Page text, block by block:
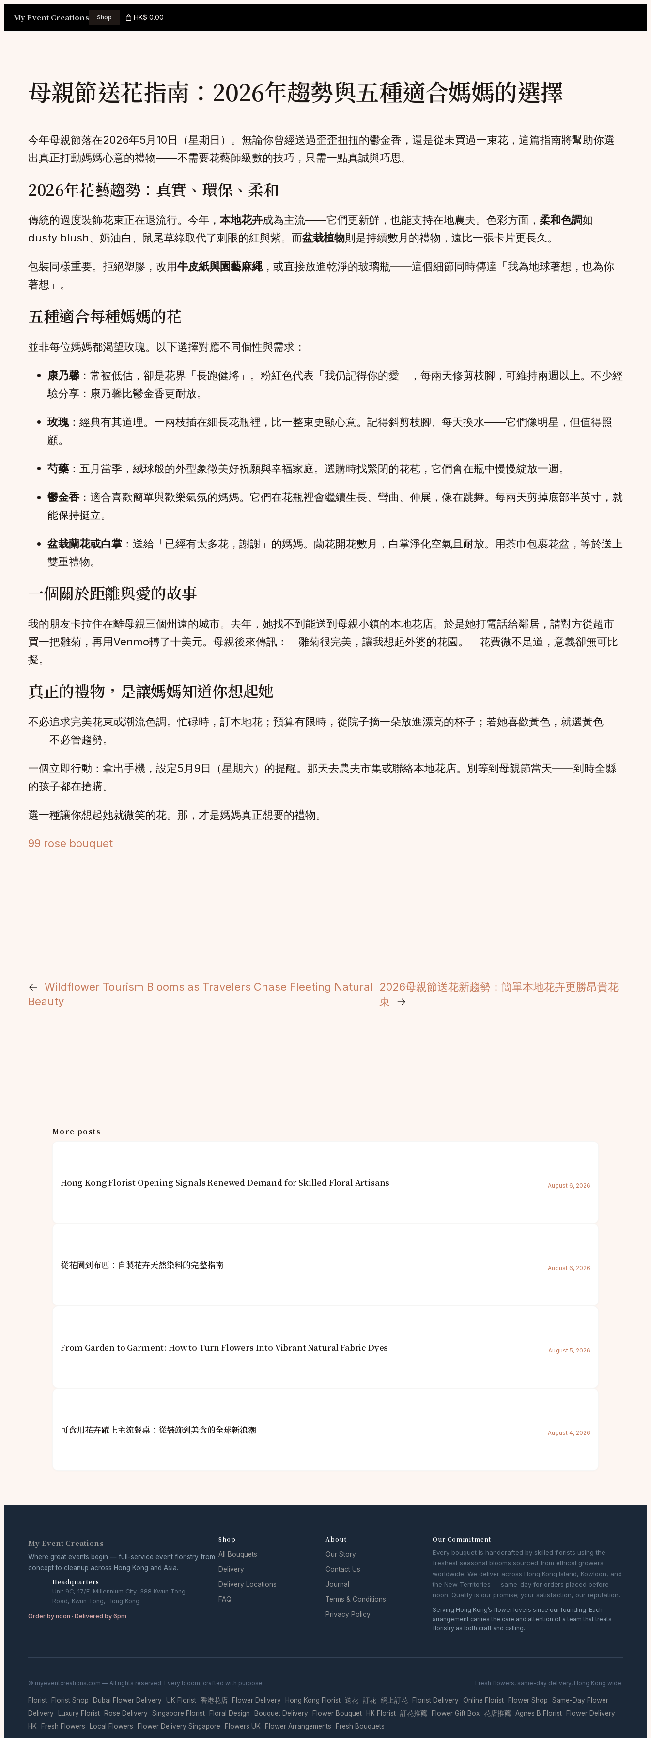
My Event Creations Shop HK$ 0.00
母親節送花指南：2026年趨勢與五種適合媽媽的選擇
今年母親節落在2026年5月10日（星期日）。無論你曾經送過歪歪扭扭的鬱金香，還是從未買過一束花，這篇指南將幫助你選
出真正打動媽媽心意的禮物——不需要花藝師級數的技巧，只需一點真誠與巧思。
2026年花藝趨勢：真實、環保、柔和
傳統的過度裝飾花束正在退流行。今年， 本地花卉成為主流——它們更新鮮，也能支持在地農夫。色彩方面， 柔和色調如
dusty blush、奶油白、鼠尾草綠取代了刺眼的紅與紫。而盆栽植物則是持續數月的禮物，遠比一張卡片更長久。
包裝同樣重要。拒絕塑膠，改用牛皮紙與園藝麻繩，或直接放進乾淨的玻璃瓶——這個細節同時傳達「我為地球著想，也為你
著想」。
五種適合每種媽媽的花
並非每位媽媽都渴望玫瑰。以下選擇對應不同個性與需求：
康乃馨 ：常被低估，卻是花界「長跑健將」。粉紅色代表「我仍記得你的愛」，每兩天修剪枝腳，可維持兩週以上。不少經
驗分享：康乃馨比鬱金香更耐放。
玫瑰：經典有其道理。一兩枝插在細長花瓶裡，比一整束更顯心意。記得斜剪枝腳、每天換水——它們像明星，但值得照
顧。
芍藥 ：五月當季，絨球般的外型象徵美好祝願與幸福家庭。選購時找緊閉的花苞，它們會在瓶中慢慢綻放一週。
鬱金香：適合喜歡簡單與歡樂氣氛的媽媽。它們在花瓶裡會繼續生長、彎曲、伸展，像在跳舞。每兩天剪掉底部半英寸，就
能保持挺立。
盆栽蘭花或白掌 ：送給「已經有太多花，謝謝」的媽媽。蘭花開花數月，白掌淨化空氣且耐放。用茶巾包裹花盆，等於送上
雙重禮物。
一個關於距離與愛的故事
我的朋友卡拉住在離母親三個州遠的城市。去年，她找不到能送到母親小鎮的本地花店。於是她打電話給鄰居，請對方從超市
買一把雛菊，再用Venmo轉了十美元。母親後來傳訊：「雛菊很完美，讓我想起外婆的花園。」花費微不足道，意義卻無可比
擬。
真正的禮物，是讓媽媽知道你想起她
不必追求完美花束或潮流色調。忙碌時，訂本地花；預算有限時，從院子摘一朵放進漂亮的杯子；若她喜歡黃色，就選黃色
——不必管趨勢。
一個立即行動：拿出手機，設定5月9日（星期六）的提醒。那天去農夫市集或聯絡本地花店。別等到母親節當天——到時全縣
的孩子都在搶購。
選一種讓你想起她就微笑的花。那，才是媽媽真正想要的禮物。
99 rose bouquet
← Wildflower Tourism Blooms as Travelers Chase Fleeting Natural
Beauty
2026母親節送花新趨勢：簡單本地花卉更勝昂貴花
束
→
More posts
Hong Kong Florist Opening Signals Renewed Demand for Skilled Floral Artisans August 6, 2026
從花園到布匹：自製花卉天然染料的完整指南 August 6, 2026
From Garden to Garment: How to Turn Flowers Into Vibrant Natural Fabric Dyes August 5, 2026
可食用花卉躍上主流餐桌：從裝飾到美食的全球新浪潮 August 4, 2026
My Event Creations
Where great events begin — full-service event floristry from
concept to cleanup across Hong Kong and Asia.
Headquarters
Unit 9C, 17/F, Millennium City, 388 Kwun Tong
Road, Kwun Tong, Hong Kong
Order by noon · Delivered by 6pm
Shop
All Bouquets
Delivery
Delivery Locations
FAQ
About
Our Story
Contact Us
Journal
Terms & Conditions
Privacy Policy
Our Commitment
Every bouquet is handcrafted by skilled florists using the
freshest seasonal blooms sourced from ethical growers
worldwide. We deliver across Hong Kong Island, Kowloon, and
the New Territories — same-day for orders placed before
noon. Quality is our promise; your satisfaction, our reputation.
Serving Hong Kong’s flower lovers since our founding. Each
arrangement carries the care and attention of a team that treats
floristry as both craft and calling.
© myeventcreations.com — All rights reserved. Every bloom, crafted with purpose. Fresh flowers, same-day delivery, Hong Kong wide.
Florist · Florist Shop · Dubai Flower Delivery · UK Florist · 香港花店 · Flower Delivery · Hong Kong Florist · 送花 · 訂花 · 網上訂花 · Florist Delivery · Online Florist · Flower Shop · Same-Day Flower
Delivery · Luxury Florist · Rose Delivery · Singapore Florist · Floral Design · Bouquet Delivery · Flower Bouquet · HK Florist · 訂花推薦 · Flower Gift Box · 花店推薦 · Agnes B Florist · Flower Delivery
HK · Fresh Flowers · Local Flowers · Flower Delivery Singapore · Flowers UK · Flower Arrangements · Fresh Bouquets